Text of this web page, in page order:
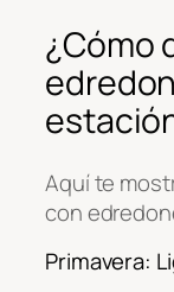
¿Cómo
Aquí te
con
Primavera: